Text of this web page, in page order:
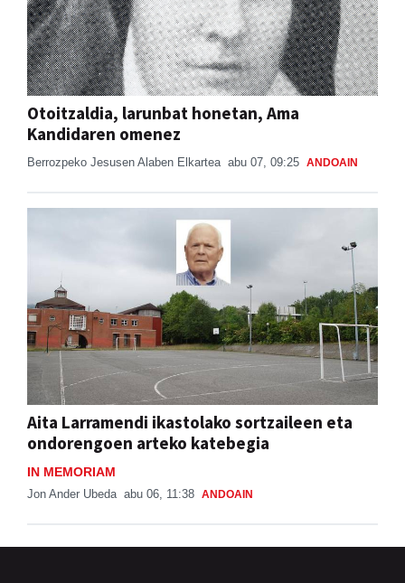
Otoitzaldia, larunbat honetan, Ama
Kandidaren omenez
Berrozpeko Jesusen Alaben Elkartea abu 07, 09:25 ANDOAIN
Aita Larramendi ikastolako sortzaileen eta
ondorengoen arteko katebegia
IN MEMORIAM
Jon Ander Ubeda abu 06, 11:38 ANDOAIN